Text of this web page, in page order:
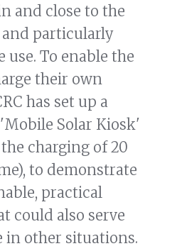
and close to the
and particularly
use. To enable the
their own
has set up a
Solar Kiosk'
charging of 20
to demonstrate
practical
could also serve
in other situations.